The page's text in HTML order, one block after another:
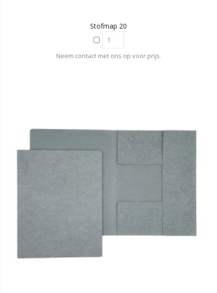
Stofmap 20
Neem contact met ons op voor prijs.